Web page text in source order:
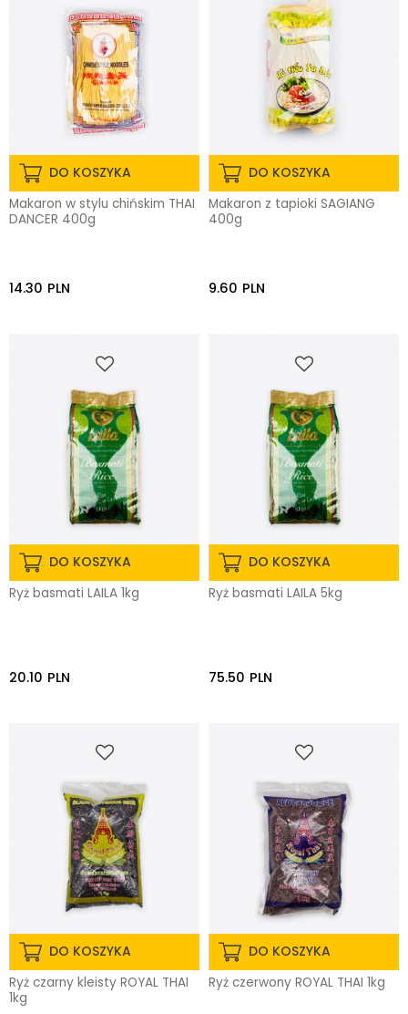
DO KOSZYKA
Makaron w stylu chińskim THAI
DANCER 400g
14.30 PLN
DO KOSZYKA
Makaron z tapioki SAGIANG
400g
9.60 PLN
DO KOSZYKA
Ryż basmati LAILA 1kg
20.10 PLN
DO KOSZYKA
Ryż basmati LAILA 5kg
75.50 PLN
DO KOSZYKA
Ryż czarny kleisty ROYAL THAI
1kg
DO KOSZYKA
Ryż czerwony ROYAL THAI 1kg